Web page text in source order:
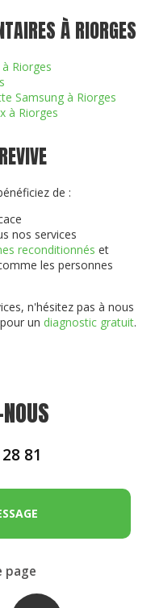
À RIORGES
Riorges
Samsung à Riorges
à Riorges
de :
nos services
reconditionnés et
les personnes
n'hésitez pas à nous
un diagnostic gratuit.
81
page